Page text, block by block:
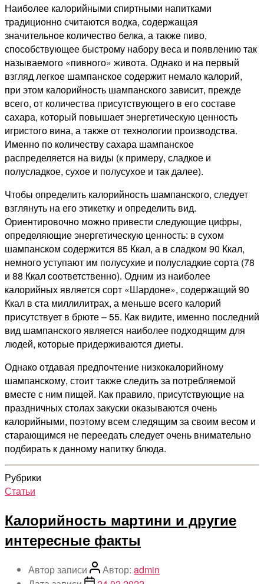
Наиболее калорийными спиртными напитками
традиционно считаются водка, содержащая
значительное количество белка, а также пиво,
способствующее быстрому набору веса и появлению так
называемого «пивного» живота. Однако и на первый
взгляд легкое шампанское содержит немало калорий,
при этом калорийность шампанского зависит, прежде
всего, от количества присутствующего в его составе
сахара, который повышает энергетическую ценность
игристого вина, а также от технологии производства.
Именно по количеству сахара шампанское
распределяется на виды (к примеру, сладкое и
полусладкое, сухое и полусухое и так далее).
Чтобы определить калорийность шампанского, следует
взглянуть на его этикетку и определить вид.
Ориентировочно можно привести следующие цифры,
определяющие энергетическую ценность: в сухом
шампанском содержится 85 Ккал, а в сладком 90 Ккал,
немного уступают им полусухие и полусладкие сорта (78
и 88 Ккал соответственно). Одним из наиболее
калорийных является сорт «Шардоне», содержащий 90
Ккал в ста миллилитрах, а меньше всего калорий
присутствует в брюте – 55. Как видите, именно последний
вид шампанского является наиболее подходящим для
людей, которые придерживаются диеты.
Однако отдавая предпочтение низкокалорийному
шампанскому, стоит также следить за потребляемой
вместе с ним пищей. Как правило, присутствующие на
праздничных столах закуски оказываются очень
калорийными, поэтому всем следящим за своим весом и
старающимся не переедать следует очень внимательно
подбирать к данному напитку блюда.
Рубрики
Статьи
Калорийность мартини и другие
интересные факты
Автор записи Автор: admin